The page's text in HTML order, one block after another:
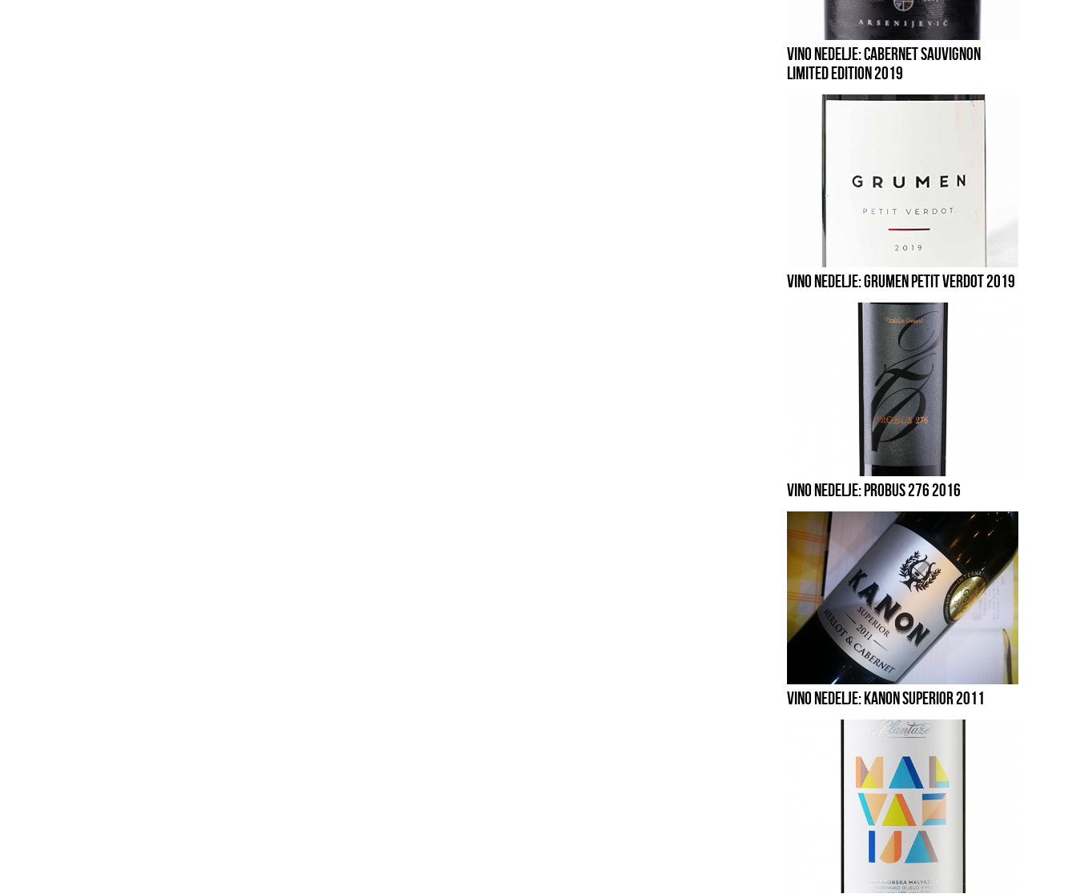
VINO NEDELJE: CABERNET SAUVIGNON
LIMITED EDITION 2019
VINO NEDELJE: GRUMEN PETIT VERDOT 2019
VINO NEDELJE: PROBUS 276 2016
VINO NEDELJE: KANON SUPERIOR 2011